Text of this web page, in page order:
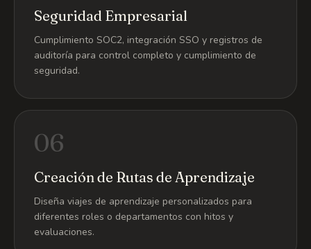
Seguridad Empresarial
Cumplimiento SOC2, integración SSO y registros de
auditoría para control completo y cumplimiento de
seguridad.
06
Creación de Rutas de Aprendizaje
Diseña viajes de aprendizaje personalizados para
diferentes roles o departamentos con hitos y
evaluaciones.